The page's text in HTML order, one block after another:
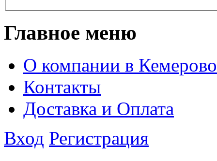
Главное меню
О компании в Кемерово
Контакты
Доставка и Оплата
Вход Регистрация